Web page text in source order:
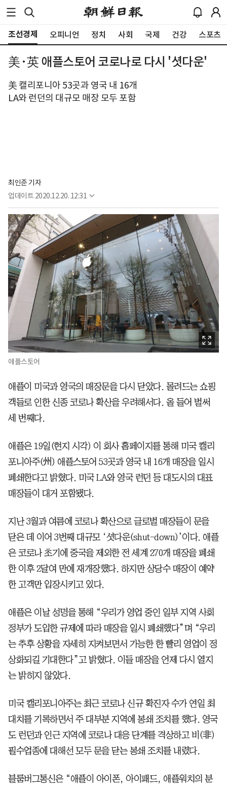
조선경제 오피니언 정치 사회 국제 건강 스포츠
美·英 애플스토어 코로나로 다시 '셧다운'
美 캘리포니아 53곳과 영국 내 16개
LA와 런던의 대규모 매장 모두 포함
최인준 기자
업데이트 2020.12.20. 12:31
애플스토어
애플이 미국과 영국의 매장문을 다시 닫았다. 몰려드는 쇼핑
객들로 인한 신종 코로나 확산을 우려해서다. 올 들어 벌써
세 번째다.
애플은 19일(현지 시각) 이 회사 홈페이지를 통해 미국 캘리
포니아주(州) 애플스토어 53곳과 영국 내 16개 매장을 일시
폐쇄한다고 밝혔다. 미국 LA와 영국 런던 등 대도시의 대표
매장들이 대거 포함됐다.
지난 3월과 여름에 코로나 확산으로 글로벌 매장들이 문을
닫은 데 이어 3번째 대규모 ‘셧다운(shut-down)’이다. 애플
은 코로나 초기에 중국을 제외한 전 세계 270개 매장을 폐쇄
한 이후 2달여 만에 재개장했다. 하지만 상당수 매장이 예약
한 고객만 입장시키고 있다.
애플은 이날 성명을 통해 “우리가 영업 중인 일부 지역 사회
정부가 도입한 규제에 따라 매장을 일시 폐쇄했다”며 “우리
는 추후 상황을 자세히 지켜보면서 가능한 한 빨리 영업이 정
상화되길 기대한다”고 밝혔다. 이들 매장을 언제 다시 열지
는 밝히지 않았다.
미국 캘리포니아주는 최근 코로나 신규 확진자 수가 연일 최
대치를 기록하면서 주 대부분 지역에 봉쇄 조치를 했다. 영국
도 런던과 인근 지역에 코로나 대응 단계를 격상하고 비(非)
필수업종에 대해선 모두 문을 닫는 봉쇄 조치를 내렸다.
블룸버그통신은 “애플이 아이폰, 아이패드, 애플워치의 분